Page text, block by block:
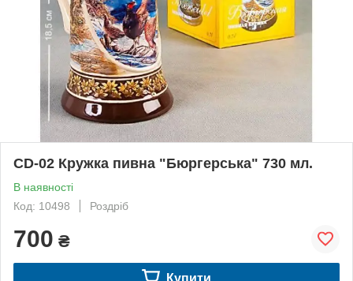
CD-02 Кружка пивна "Бюргерська" 730 мл.
В наявності
Код: 10498
Роздріб
700 ₴
Купити